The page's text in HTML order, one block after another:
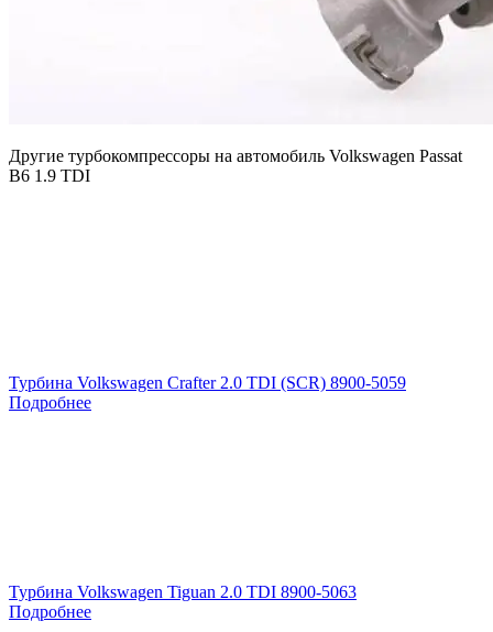
Другие турбокомпрессоры на автомобиль Volkswagen Passat
B6 1.9 TDI
Турбина Volkswagen Crafter 2.0 TDI (SCR) 8900-5059
Подробнее
Турбина Volkswagen Tiguan 2.0 TDI 8900-5063
Подробнее